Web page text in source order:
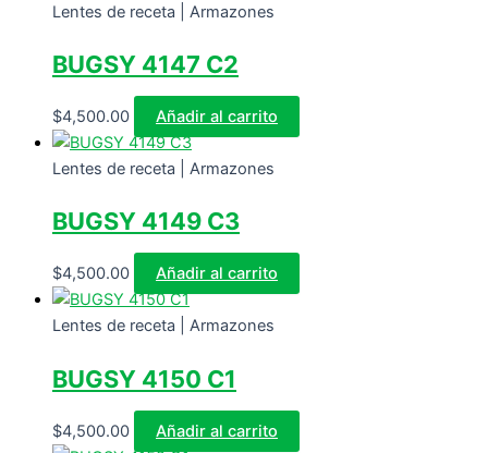
Lentes de receta | Armazones
BUGSY 4147 C2
$4,500.00 Añadir al carrito
Lentes de receta | Armazones
BUGSY 4149 C3
$4,500.00 Añadir al carrito
Lentes de receta | Armazones
BUGSY 4150 C1
$4,500.00 Añadir al carrito